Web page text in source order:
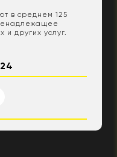
в среднем 125
и других услуг.